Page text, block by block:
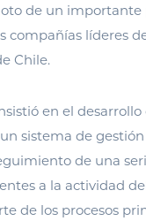
de un importante
compañías líderes
Chile.
en el desarrollo
sistema de
de una
a la actividad
de los procesos